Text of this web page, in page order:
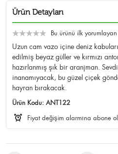
Ürün Detayları
Bu ürünü ilk
Uzun cam vazo içine deniz
edilmiş beyaz güller ve kırmızı
hazırlanmış şık bir aranjman.
inanamıyacak, bu güzel çiçek
hayran bırakacak.
Ürün Kodu: ANT122
Fiyat değişim alarmına abone ol